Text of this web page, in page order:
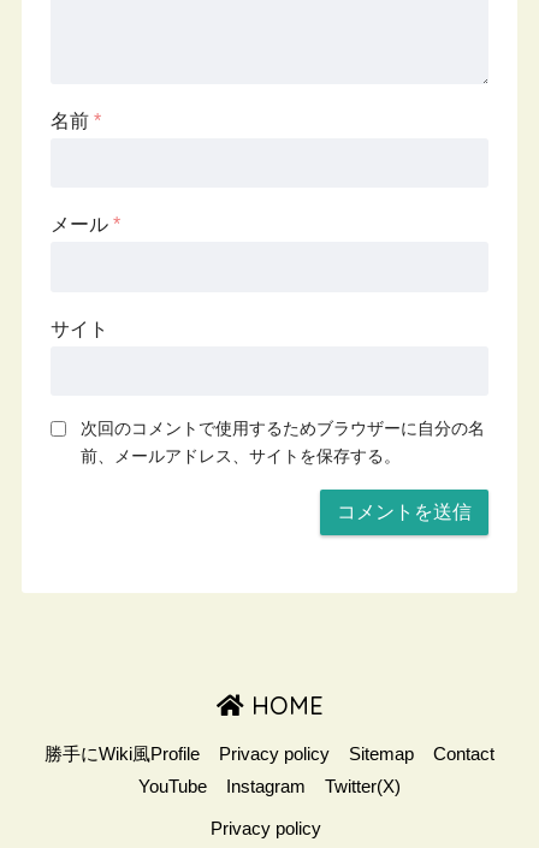
名前 *
メール *
サイト
次回のコメントで使用するためブラウザーに自分の名
前、メールアドレス、サイトを保存する。
HOME
勝手にWiki風Profile Privacy policy Sitemap
Contact
YouTube
Instagram Twitter(X)
Privacy policy